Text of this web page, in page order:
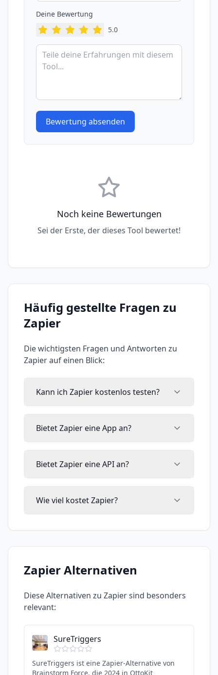
Deine Bewertung
5.0
Bewertung absenden
Noch keine Bewertungen
Sei der Erste, der dieses Tool bewertet!
Häufig gestellte Fragen zu
Zapier
Die wichtigsten Fragen und Antworten zu
Zapierauf einen Blick:
Kann ich Zapier kostenlos testen?
Bietet Zapier eine App an?
Bietet Zapier eine API an?
Wie viel kostet Zapier?
ZapierAlternativen
Diese Alternativen zu Zapiersind besonders
relevant:
SureTriggers
SureTriggers ist eine Zapier-Alternative von
Brainstorm Force, die 2024 in OttoKit